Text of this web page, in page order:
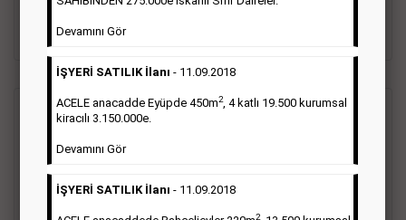
Detaylı Bilgi & İlan Örnekleri
Vasıta İlanı
Sarı sayfa ilanlar alım- satım, duyuru, mini reklam şeklinde
ifade edilebilen ilanlardır. Gazetelerin tirajını önemli ölçüde
etkilerler ve gazete gelirlerinin de önemli bir bölümünü
oluştururlar.Sabah sarı sayfa eleman ilanlarında 6 kelime
Devamını Gör
İŞYERİ SATILIK İlanı - 11.09.2018
ACELE anacadde Eyüpde 450m2, 4 katlı 19.500 kurumsal
kiracılı 3.150.000e.
Devamını Gör
İŞYERİ SATILIK İlanı - 11.09.2018
2